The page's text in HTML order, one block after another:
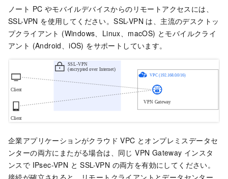
ノート PC やモバイルデバイスからのリモートアクセスには、
SSL-VPN を使用してください。SSL-VPN は、主流のデスクトッ
プクライアント (Windows、Linux、macOS) とモバイルクライ
アント (Android、iOS) をサポートしています。
企業アプリケーションがクラウド VPC とオンプレミスデータセ
ンターの両方にまたがる場合は、同じ VPN Gateway インスタ
ンスで IPsec-VPN と SSL-VPN の両方を有効にしてください。
接続が確立されると、リモートクライアントとデータセンター